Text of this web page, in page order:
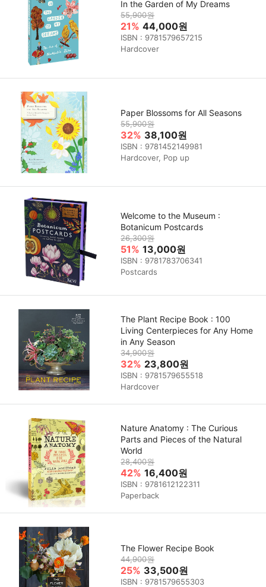
In the Garden of My Dreams
55,900원
21% 44,000원
ISBN : 9781579657215
Hardcover
Paper Blossoms for All Seasons
55,900원
32% 38,100원
ISBN : 9781452149981
Hardcover, Pop up
Welcome to the Museum :
Botanicum Postcards
26,300원
51% 13,000원
ISBN : 9781783706341
Postcards
The Plant Recipe Book : 100
Living Centerpieces for Any Home
in Any Season
34,900원
32% 23,800원
ISBN : 9781579655518
Hardcover
Nature Anatomy : The Curious
Parts and Pieces of the Natural
World
28,400원
42% 16,400원
ISBN : 9781612122311
Paperback
The Flower Recipe Book
44,900원
25% 33,500원
ISBN : 9781579655303